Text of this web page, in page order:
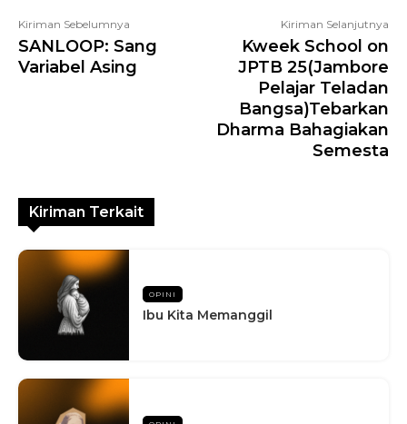
Kiriman Sebelumnya
SANLOOP: Sang
Variabel Asing
Kiriman Selanjutnya
Kweek School on
JPTB 25(Jambore
Pelajar Teladan
Bangsa)Tebarkan
Dharma Bahagiakan
Semesta
Kiriman Terkait
OPINI
Ibu Kita Memanggil